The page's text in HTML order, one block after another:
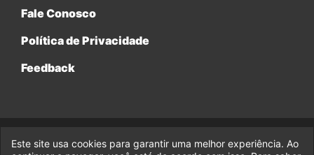
Fale Conosco
Política de Privacidade
Feedback
© 2017-2026 Legado da Marvel, uma empresa da Legado
Este site usa cookies para garantir uma melhor experiência. Ao